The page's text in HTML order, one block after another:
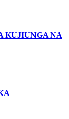
KUJIUNGA NA